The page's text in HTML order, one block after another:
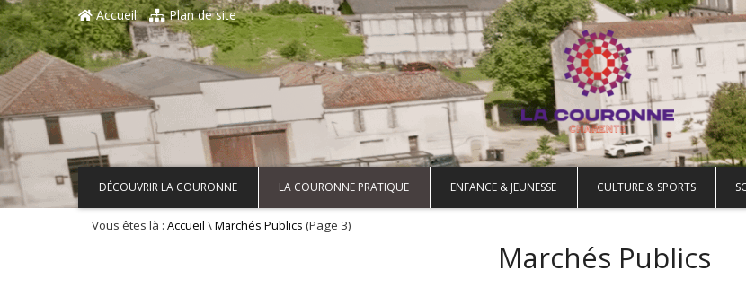
Aller au contenu principal
Accueil
Plan de site
DÉCOUVRIR LA COURONNE LA COURONNE PRATIQUE ENFANCE & JEUNESSE CULTURE & SPORTS
Vous êtes là : Accueil \Marchés Publics (Page 3)
Marchés Publics